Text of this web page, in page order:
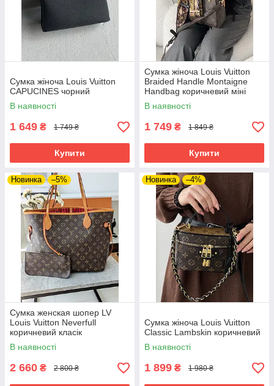
Сумка жіноча Louis Vuitton
CAPUCINES чорний
В наявності
1 649 ₴ 1 749 ₴
Купити
Сумка жіноча Louis Vuitton
Braided Handle Montaigne
Handbag коричневий міні
В наявності
1 749 ₴ 1 849 ₴
Купити
Новинка –5%
Сумка женская шопер LV
Louis Vuitton Neverfull
коричневий класік
В наявності
2 660 ₴ 2 800 ₴
Новинка –4%
Сумка жіноча Louis Vuitton
Classic Lambskin коричневий
В наявності
1 899 ₴ 1 980 ₴